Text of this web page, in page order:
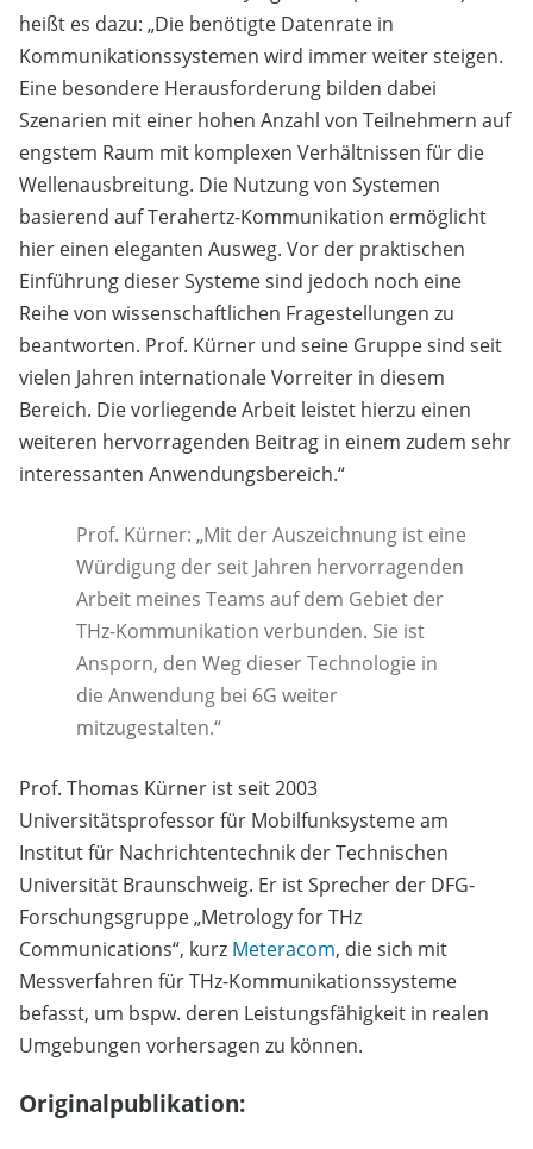
heißt es dazu: „Die benötigte Datenrate in
Kommunikationssystemen wird immer weiter steigen.
Eine besondere Herausforderung bilden dabei
Szenarien mit einer hohen Anzahl von Teilnehmern auf
engstem Raum mit komplexen Verhältnissen für die
Wellenausbreitung. Die Nutzung von Systemen
basierend auf Terahertz-Kommunikation ermöglicht
hier einen eleganten Ausweg. Vor der praktischen
Einführung dieser Systeme sind jedoch noch eine
Reihe von wissenschaftlichen Fragestellungen zu
beantworten. Prof. Kürner und seine Gruppe sind seit
vielen Jahren internationale Vorreiter in diesem
Bereich. Die vorliegende Arbeit leistet hierzu einen
weiteren hervorragenden Beitrag in einem zudem sehr
interessanten Anwendungsbereich.“
Prof. Kürner: „Mit der Auszeichnung ist eine
Würdigung der seit Jahren hervorragenden
Arbeit meines Teams auf dem Gebiet der
THz-Kommunikation verbunden. Sie ist
Ansporn, den Weg dieser Technologie in
die Anwendung bei 6G weiter
mitzugestalten.“
Prof. Thomas Kürner ist seit 2003
Universitätsprofessor für Mobilfunksysteme am
Institut für Nachrichtentechnik der Technischen
Universität Braunschweig. Er ist Sprecher der DFG-
Forschungsgruppe „Metrology for THz
Communications“, kurz Meteracom, die sich mit
Messverfahren für THz-Kommunikationssysteme
befasst, um bspw. deren Leistungsfähigkeit in realen
Umgebungen vorhersagen zu können.
Originalpublikation: